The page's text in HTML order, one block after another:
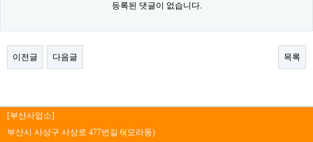
등록된 댓글이 없습니다.
이전글 다음글 목록
[부산사업소]
부산시 사상구 사상로 477번길 6(모라동)